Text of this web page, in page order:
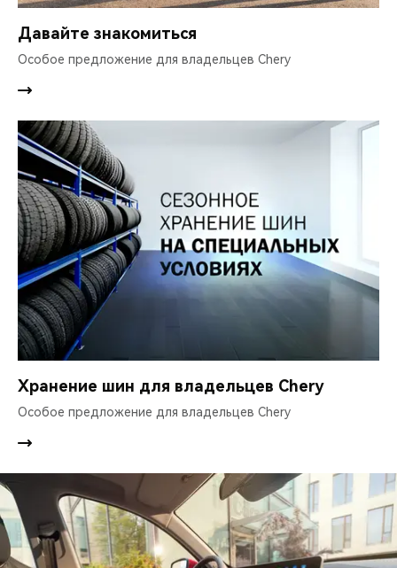
Давайте знакомиться
Особое предложение для владельцев Chery
Хранение шин для владельцев Chery
Особое предложение для владельцев Chery